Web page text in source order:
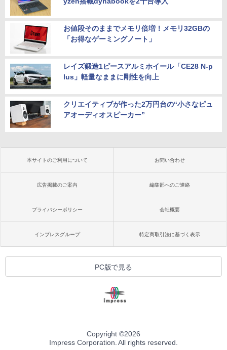
お値段そのままでメモリ倍増！メモリ32GBの
「お得なゲーミングノート」
レイズ鍛造1ピースアルミホイール「CE28 N-p
lus」軽量なままに剛性を向上
クリエイティブが作った2万円台の“小さなピュ
アオーディオスピーカー”
本サイトのご利用について お問い合わせ
広告掲載のご案内 編集部へのご連絡
プライバシーポリシー 会社概要
インプレスグループ 特定商取引法に基づく表示
PC版で見る
Copyright ©2026
Impress Corporation. All rights reserved.